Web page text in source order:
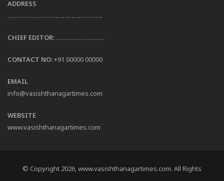
ADDRESS
…………………………………………….
CHIEF EDITOR: ………….. …………
CONTACT NO:+91 00000 00000
EMAIL
info@vasishthanagartimes.com
WEBSITE
www.vasishthanagartimes.com
© Copyright 2026, www.vasishthanagartimes.com. All Rights